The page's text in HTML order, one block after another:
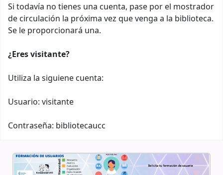
Si todavía no tienes una cuenta, pase por el mostrador
de circulación la próxima vez que venga a la biblioteca.
Se le proporcionará una.
¿Eres visitante?
Utiliza la siguiene cuenta:
Usuario: visitante
Contraseña: bibliotecaucc